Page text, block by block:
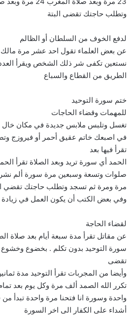
وتطلب حاجتك تقضى البتة
لدفع الخوف من السلطان أو الظالم
عن بعض العلماء تقول احد عشر مرة مالك
نستعين تكفى شر ذلك الشخص ويقرأ
الطريق من القطاع والسباع
ختم سورة التوحيد
للمهمات وقضاء الحاجات
تغسل وتلبس ملابس جديدة في مكان خال
في اصبعك خاتم عقيق أحمر أو فيروزج
تقرأ فيها بعد
الحمد أي سورة تريد وبعد الصلاة تقرأ
صلوات وتسعة وسبعين مرة سورة ألم
مرة ومرة ثم تسجد وتطلب حاجتك تقضي
وفي بعض الكتب أن يكون العمل في زيادة
لقضاء الحاجة
عن مقاتل تقرأ مدة سبعة أيام بعد صلاة
سورة التوحيد بدون تكلم . بخضوع
تقضى
وأيضا من المجربات تقرأ التوحيد مدة
تكرر الله الصمد ألف مرة وكل يوم بعد
واحدة وسورة انا فتحنا مرة واحدة تبدأ من
أشداء على الكفار الى اخر السورة